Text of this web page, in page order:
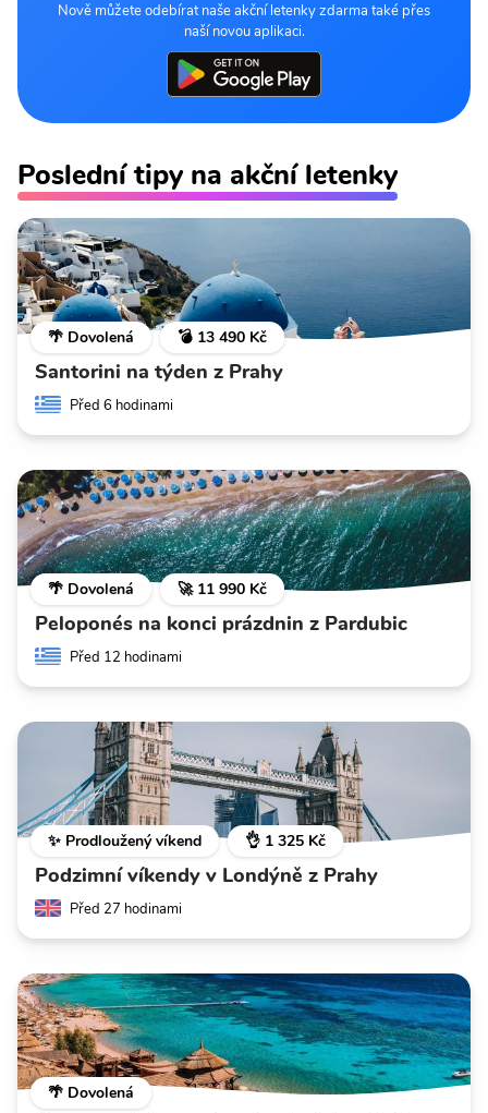
Nově můžete odebírat naše akční letenky zdarma také přes
naší novou aplikaci.
Poslední tipy na akční letenky
🌴 Dovolená 💣 13 490 Kč
Santorini na týden z Prahy
Před 6 hodinami
🌴 Dovolená 🚀 11 990 Kč
Peloponés na konci prázdnin z Pardubic
Před 12 hodinami
✨ Prodloužený víkend 👌 1 325 Kč
Podzimní víkendy v Londýně z Prahy
Před 27 hodinami
🌴 Dovolená